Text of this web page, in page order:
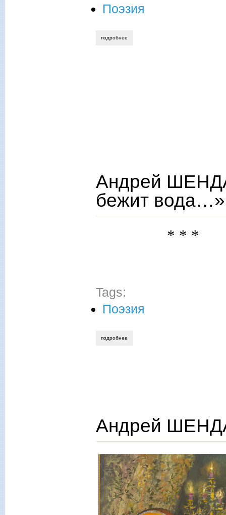
Поэзия
подробнее
Андрей
бежит вода…»
* * *
Tags:
Поэзия
подробнее
Андрей